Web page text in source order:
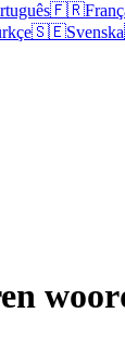
🇫🇷
🇸🇪Svenska